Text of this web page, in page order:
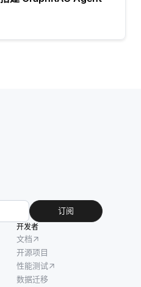
订阅
开发者
文档
开源项目
性能测试
数据迁移